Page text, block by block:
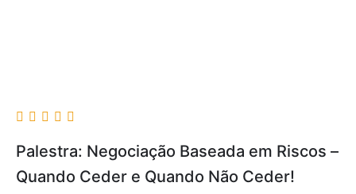
Palestra: Negociação Baseada em Riscos –
Quando Ceder e Quando Não Ceder!